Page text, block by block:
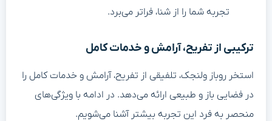
تجربه شما را از شنا، فراتر می‌برد.
ترکیبی از تفریح، آرامش و خدمات کامل
استخر روباز ولنجک، تلفیقی از تفریح، آرامش و خدمات کامل را
در فضایی باز و طبیعی ارائه می‌دهد. در ادامه با ویژگی‌های
منحصر به فرد این تجربه بیشتر آشنا می‌شویم.